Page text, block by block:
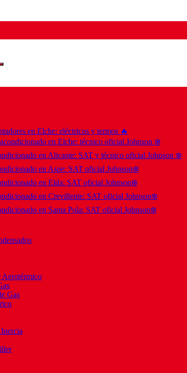
en Elche: eléctricos y termos 🔥
en Elche: técnico oficial Johnson ❄️
en Alicante: SAT y técnico oficial Johnson ❄️
en Aspe: SAT oficial Johnson❄️
en Elda: SAT oficial Johnson❄️
en Crevillente: SAT oficial Johnson❄️
en Santa Pola: SAT oficial Johnson❄️
Aerotérmico
Gas